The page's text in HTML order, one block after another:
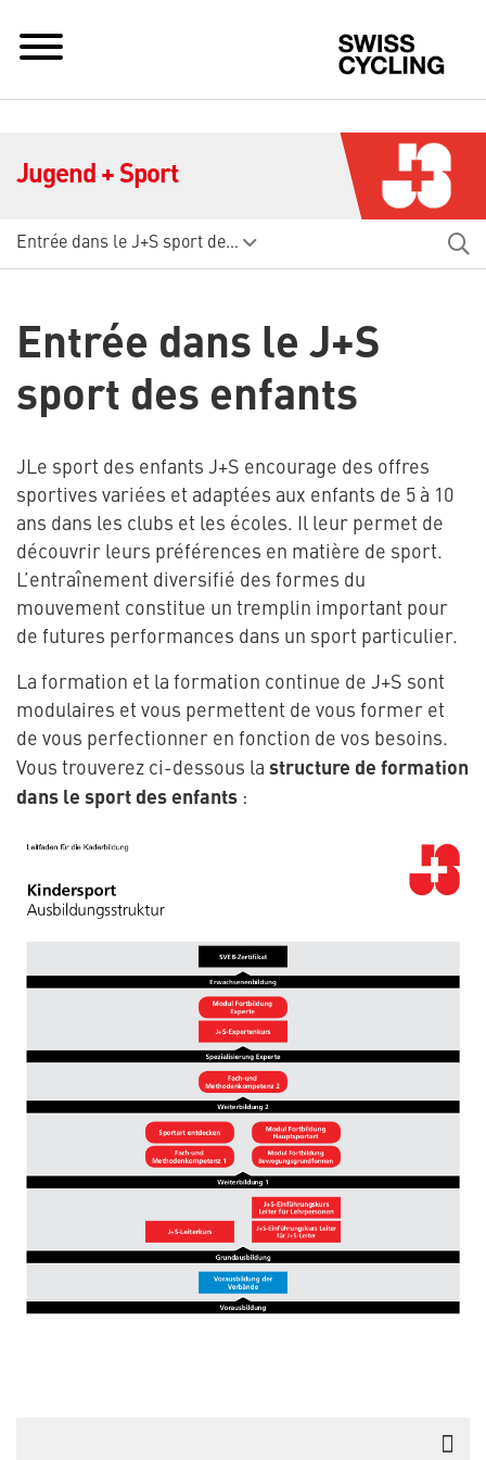
Jugend + Sport
Entrée dans le J+S sport des enfants
Entrée dans le J+S
sport des enfants
JLe sport des enfants J+S encourage des offres
sportives variées et adaptées aux enfants de 5 à 10
ans dans les clubs et les écoles. Il leur permet de
découvrir leurs préférences en matière de sport.
L’entraînement diversifié des formes du
mouvement constitue un tremplin important pour
de futures performances dans un sport particulier.
La formation et la formation continue de J+S sont
modulaires et vous permettent de vous former et
de vous perfectionner en fonction de vos besoins.
Vous trouverez ci-dessous la structure de formation
dans le sport des enfants :